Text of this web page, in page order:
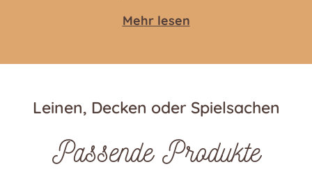
Mehr lesen
Leinen, Decken oder Spielsachen
Passende Produkte